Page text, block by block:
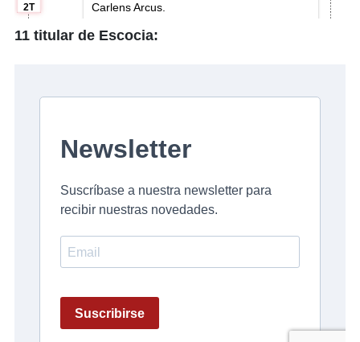
11 titular de Escocia: